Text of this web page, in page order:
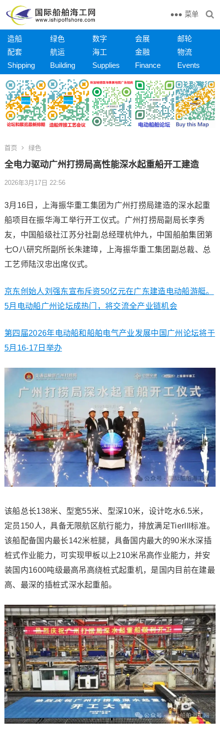
菜单
造船 绿色 数字 会展
邮轮
配套
航运 海工 金融
物流
Shipping
Building Supplies Finance Events
首页 绿色
全电力驱动广州打捞局高性能深水起重船开工建造
2026年3月17日 22:56
3月16日，上海振华重工集团为广州打捞局建造的深水起重
船项目在振华海工举行开工仪式。广州打捞局副局长李秀
友，中国船级社江苏分社副总经理杭仲九，中国船舶集团第
七O八研究所副所长朱建璋，上海振华重工集团副总裁、总
工艺师陆汉忠出席仪式。
京东创始人刘强东宣布斥资50亿元在广东建造电动船游艇。
5月电动船广州论坛成热门，将交流全产业链机会
第四届2026年电动船和船舶电气产业发展中国广州论坛将于
5月16-17日举办
该船总长138米、型宽55米、型深10米，设计吃水6.5米，
定员150人，具备无限航区航行能力，排放满足TierIII标准。
该船配备国内最长142米桩腿，具备国内最大的90米水深插
桩式作业能力，可实现甲板以上210米吊高作业能力，并安
装国内1600吨级最高吊高绕桩式起重机，是国内目前在建最
高、最深的插桩式深水起重船。